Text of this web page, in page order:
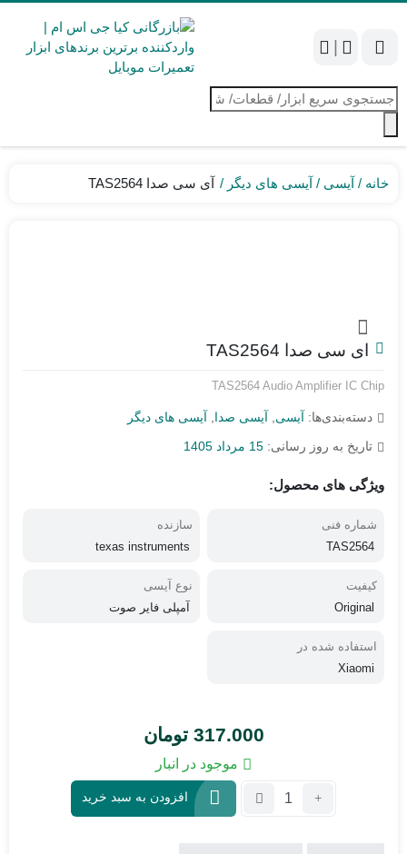
جستجوی
محصولات
خانه آیسی آیسی های دیگر آی سی صدا TAS2564
آی سی صدا TAS2564
TAS2564 Audio Amplifier IC Chip
دسته‌بندی‌ها: آیسی آیسی صدا
آیسی های دیگر
تاریخ به روز رسانی: 15 مرداد 1405
ویژگی های محصول:
شماره فنی
TAS2564
سازنده
texas instruments
کیفیت
Original
نوع آیسی
آمپلی فایر صوت
استفاده شده در
Xiaomi
317.000 تومان
موجود در انبار
تعداد:
افزودن به سبد خرید